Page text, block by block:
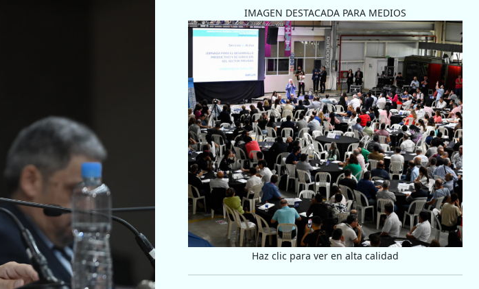
IMAGEN DESTACADA PARA MEDIOS
Haz clic para ver en alta calidad